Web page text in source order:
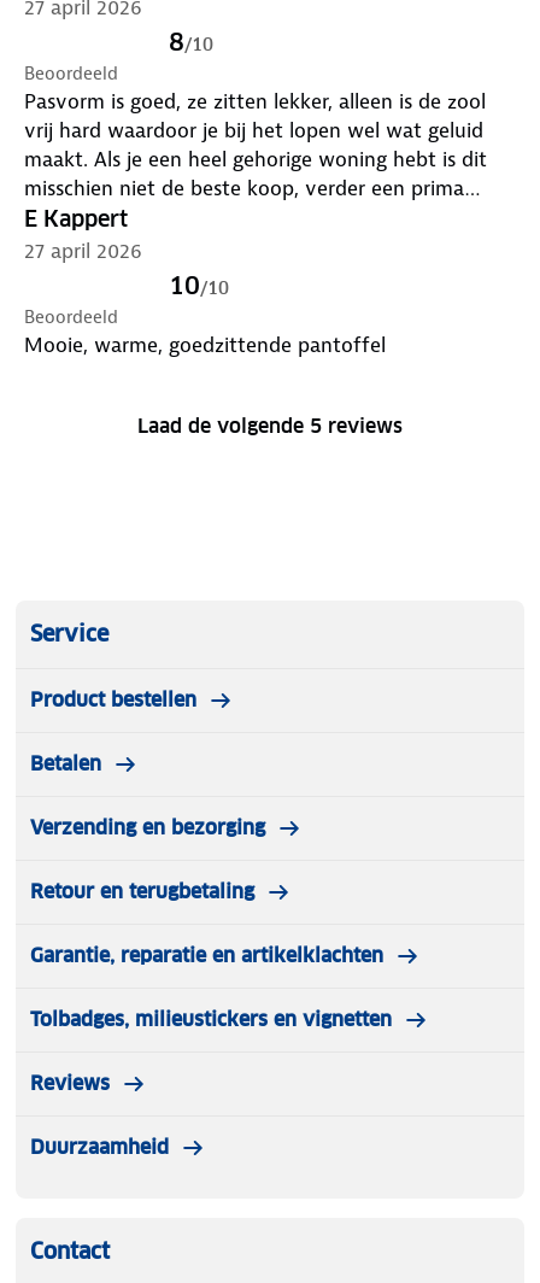
27 april 2026
8/10
Beoordeeld
Pasvorm is goed, ze zitten lekker, alleen is de zool
vrij hard waardoor je bij het lopen wel wat geluid
maakt. Als je een heel gehorige woning hebt is dit
misschien niet de beste koop, verder een prima
product.
E Kappert
27 april 2026
10/10
Beoordeeld
Mooie, warme, goedzittende pantoffel
Laad de volgende 5 reviews
Service
Product bestellen
Betalen
Verzending en bezorging
Retour en terugbetaling
Garantie, reparatie en artikelklachten
Tolbadges, milieustickers en vignetten
Reviews
Duurzaamheid
Contact